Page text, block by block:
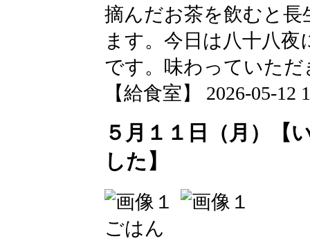
摘んだお茶を飲むと
ます。今日は八十八
です。味わっていた
【給食室】 2026-05-12
５月１１日（月）【
した】
ごはん